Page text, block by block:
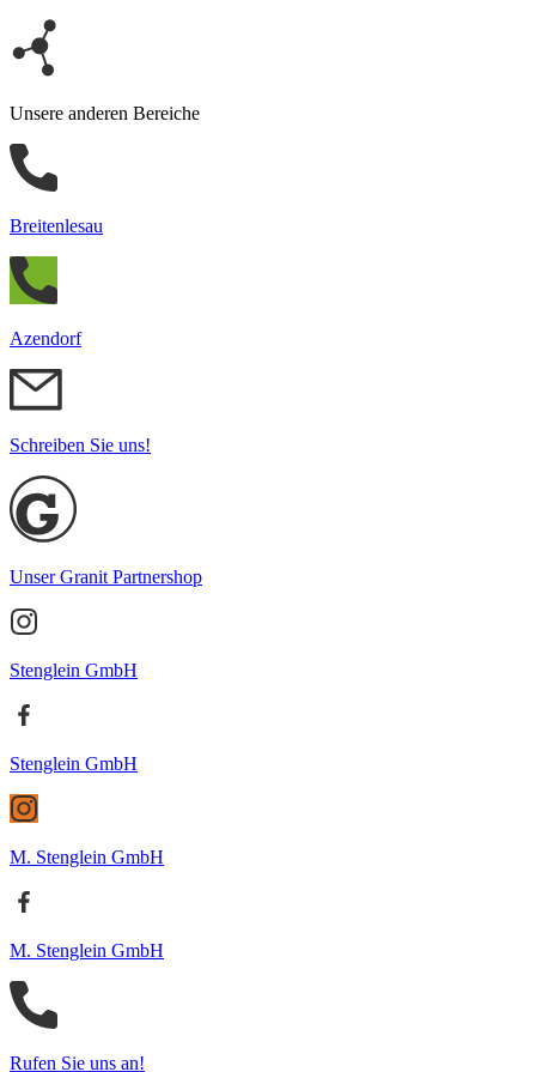
Unsere anderen Bereiche
Breitenlesau
Azendorf
Schreiben Sie uns!
Unser Granit Partnershop
Stenglein GmbH
Stenglein GmbH
M. Stenglein GmbH
M. Stenglein GmbH
Rufen Sie uns an!